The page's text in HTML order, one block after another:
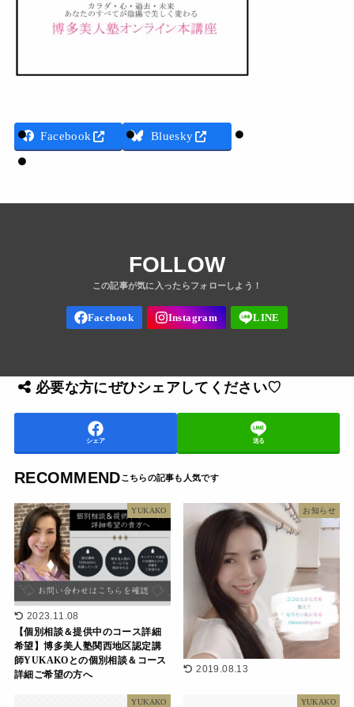
Facebook Bluesky
FOLLOW
必要な方にぜひシェアしてください♡
シェア 送る
RECOMMEND
YUKAKO
2023.11.08
【個別相談＆提供中のコース詳細
希望】博多美人塾関西地区認定講
師YUKAKOとの個別相談＆コース
詳細ご希望の方へ
お知らせ
2019.08.13
YUKAKO YUKAKO